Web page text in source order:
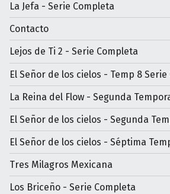
La Jefa - Serie Completa
Contacto
Lejos de Ti 2 - Serie Completa
El Señor de los cielos - Temp 8 Serie
La Reina del Flow - Segunda
El Señor de los cielos - Segunda
El Señor de los cielos - Séptima
Tres Milagros Mexicana
Los Briceño - Serie Completa